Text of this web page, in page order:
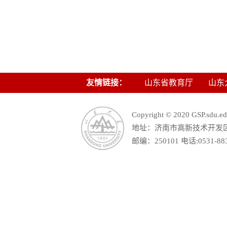
友情链接： 山东省教育厅 山东
Copyright © 2020
地址：济南市高新技术开发
邮编：250101 电话:0531-